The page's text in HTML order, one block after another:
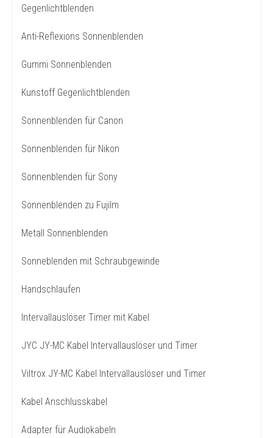
Gegenlichtblenden
Anti-Reflexions Sonnenblenden
Gummi Sonnenblenden
Kunstoff Gegenlichtblenden
Sonnenblenden für Canon
Sonnenblenden für Nikon
Sonnenblenden für Sony
Sonnenblenden zu Fujilm
Metall Sonnenblenden
Sonneblenden mit Schraubgewinde
Handschlaufen
Intervallauslöser Timer mit Kabel
JYC JY-MC Kabel Intervallauslöser und Timer
Viltrox JY-MC Kabel Intervallauslöser und Timer
Kabel Anschlusskabel
Adapter für Audiokabeln